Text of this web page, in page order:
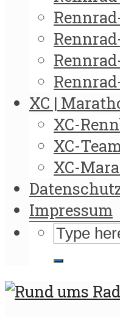
XC |
XC-
XC-
XC-
Impressum